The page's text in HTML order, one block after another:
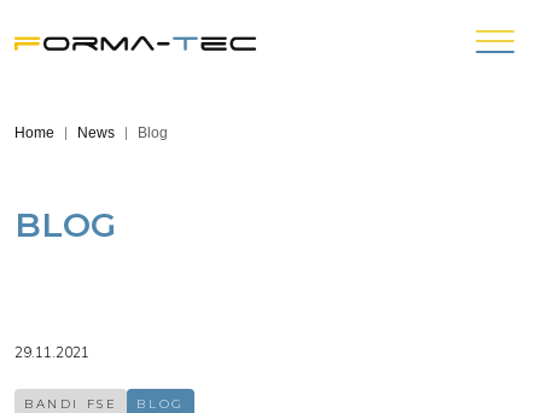
Home News Blog
BLOG
29.11.2021
BANDI FSE BLOG